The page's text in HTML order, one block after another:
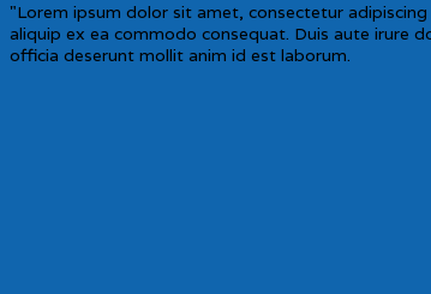
"Lorem ipsum dolor sit amet, consectetur
aliquip ex ea commodo consequat. Duis aute irure
officia deserunt mollit anim id est laborum.